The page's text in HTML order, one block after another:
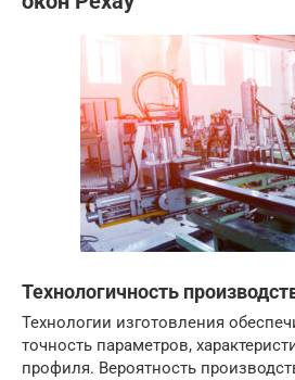
Технологичность
Технологии изготовления
точность параметров,
профиля. Вероятность